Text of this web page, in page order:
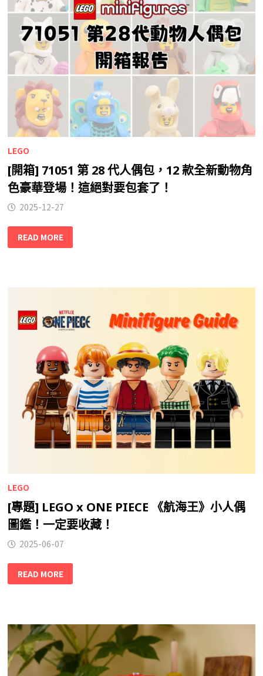
LEGO
[開箱] 71051 第 28 代人偶包，12 款全新動物角
色豪華登場！這絕對要包套了！
2025-12-27
READ MORE
LEGO
[專題] LEGO x ONE PIECE 《航海王》小人偶
圖鑑！一定要收藏！
2025-06-07
READ MORE